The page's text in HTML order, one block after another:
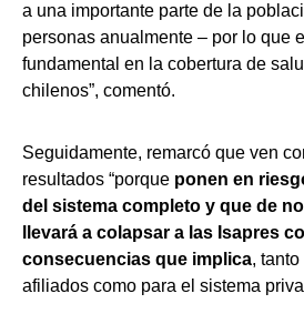
a una importante parte de la
personas anualmente – por lo que
fundamental en la cobertura de
chilenos”, comentó.
Seguidamente, remarcó que ven
resultados “porque ponen en
del sistema completo y que de
llevará a colapsar a las Isapres
consecuencias que implica,
afiliados como para el sistema